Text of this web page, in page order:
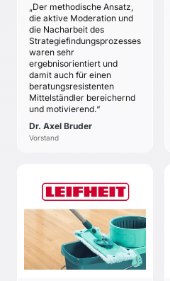
„Der methodische Ansatz,
die aktive Moderation und
die Nacharbeit des
Strategiefindungsprozesses
waren sehr
ergebnisorientiert und
damit auch für einen
beratungsresistenten
Mittelständler bereichernd
und motivierend.“
Dr. Axel Bruder
Vorstand
LEIFHEIT AG
Thomas Radke
ZIELE
Ein gemeinsam
getragenes Verständnis
einer langfristigen